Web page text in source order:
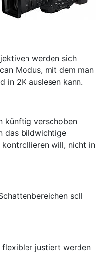
werden sich
Modus, mit dem man
in 2K auslesen kann.
künftig verschoben
das bildwichtige
kontrollieren will, nicht in
soll
flexibler justiert werden